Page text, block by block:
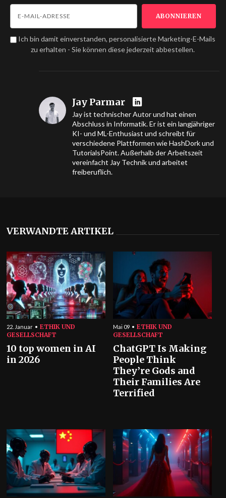
Ich bin damit einverstanden, personalisierte Marketing-E-Mails
zu erhalten - Sie können diese jederzeit abbestellen.
Jay Parmar
Jay ist technischer Autor und hat einen
Abschluss in Informatik. Er ist ein langjähriger
KI- und ML-Enthusiast und schreibt für
verschiedene Plattformen wie HashDork und
TutorialsPoint. Außerhalb der Arbeitszeit
vereinfacht Jay Technik und arbeitet
freiberuflich.
VERWANDTE ARTIKEL
22. Januar
ETHIK UND
GESELLSCHAFT
10 top women in AI
in 2026
Mai 09
ETHIK UND
GESELLSCHAFT
ChatGPT Is Making
People Think
They’re Gods and
Their Families Are
Terrified